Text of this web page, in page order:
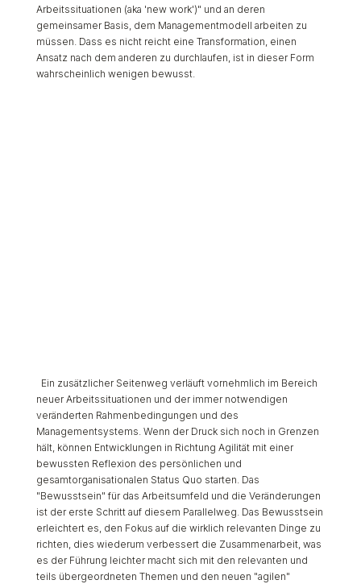
Arbeitssituationen (aka 'new work')" und an deren
gemeinsamer Basis, dem Managementmodell arbeiten zu
müssen. Dass es nicht reicht eine Transformation, einen
Ansatz nach dem anderen zu durchlaufen, ist in dieser Form
wahrscheinlich wenigen bewusst.
Ein zusätzlicher Seitenweg verläuft vornehmlich im Bereich
neuer Arbeitssituationen und der immer notwendigen
veränderten Rahmenbedingungen und des
Managementsystems. Wenn der Druck sich noch in Grenzen
hält, können Entwicklungen in Richtung Agilität mit einer
bewussten Reflexion des persönlichen und
gesamtorganisationalen Status Quo starten. Das
"Bewusstsein" für das Arbeitsumfeld und die Veränderungen
ist der erste Schritt auf diesem Parallelweg. Das Bewusstsein
erleichtert es, den Fokus auf die wirklich relevanten Dinge zu
richten, dies wiederum verbessert die Zusammenarbeit, was
es der Führung leichter macht sich mit den relevanten und
teils übergeordneten Themen und den neuen "agilen"